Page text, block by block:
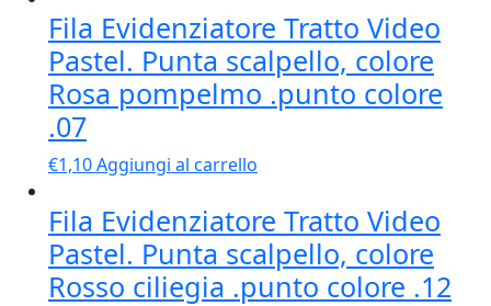
Fila Evidenziatore Tratto Video
Pastel. Punta scalpello, colore
Rosa pompelmo .punto colore
.07
€1,10Aggiungi al carrello
Fila Evidenziatore Tratto Video
Pastel. Punta scalpello, colore
Rosso ciliegia .punto colore .12